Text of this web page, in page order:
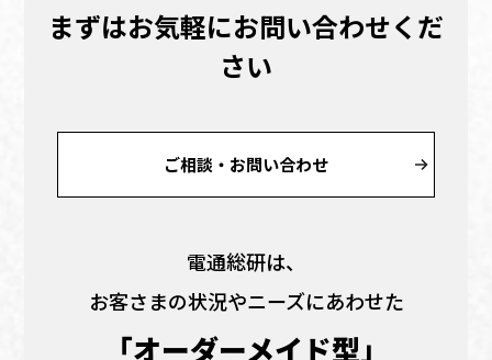
まずはお気軽にお問い合わせくだ
さい
ご相談・お問い合わせ
電通総研は、
お客さまの状況やニーズにあわせた
「オーダーメイド型」